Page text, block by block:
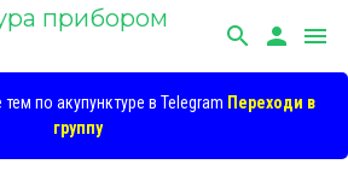
прибором
search person menu
по акупунктуре в Telegram Переходи в
группу